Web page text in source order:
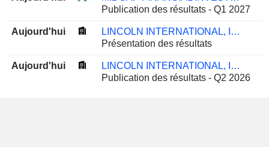
Publication des résultats - Q1 2027
Aujourd'hui
LINCOLN INTERNATIONAL, INC.
Présentation des résultats
Aujourd'hui
LINCOLN INTERNATIONAL, INC.
Publication des résultats - Q2 2026